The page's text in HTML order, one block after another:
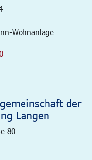
Wohnanlage
der
Langen
80